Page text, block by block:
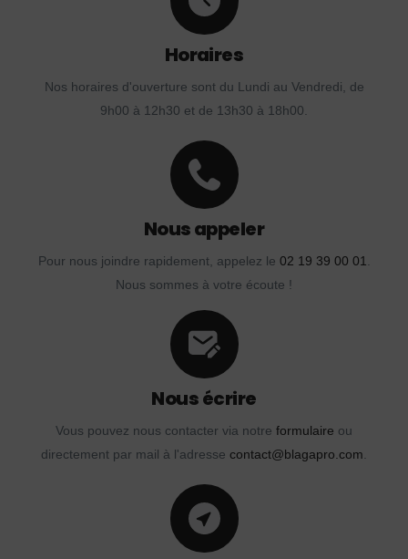
Horaires
Nos horaires d'ouverture sont du Lundi au Vendredi, de
9h00 à 12h30 et de 13h30 à 18h00.
Nous appeler
Pour nous joindre rapidement, appelez le 02 19 39 00 01.
Nous sommes à votre écoute !
Nous écrire
Vous pouvez nous contacter via notre formulaire ou
directement par mail à l'adresse contact@blagapro.com.